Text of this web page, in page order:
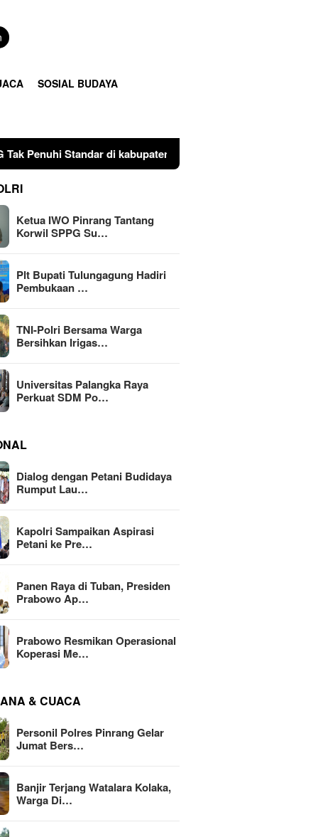
SOSIAL BUDAYA
di kabupaten Pinrang
Ketua IWO Pinrang Tantang
Korwil SPPG Su…
Plt Bupati Tulungagung Hadiri
Pembukaan …
TNI-Polri Bersama Warga
Bersihkan Irigas…
Universitas Palangka Raya
Perkuat SDM Po…
Dialog dengan Petani Budidaya
Rumput Lau…
Kapolri Sampaikan Aspirasi
Petani ke Pre…
Panen Raya di Tuban, Presiden
Prabowo Ap…
Prabowo Resmikan Operasional
Koperasi Me…
& CUACA
Personil Polres Pinrang Gelar
Jumat Bers…
Banjir Terjang Watalara Kolaka,
Warga Di…